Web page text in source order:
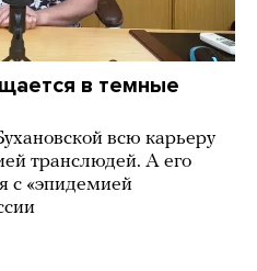
в темные
всю карьеру
транслюдей. А его
с «эпидемией